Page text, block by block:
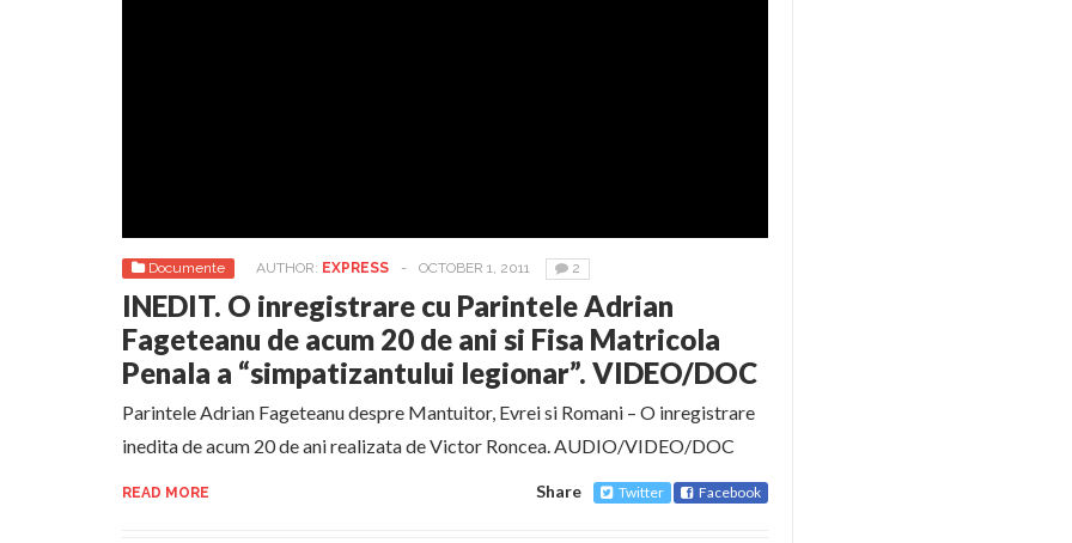
Documente AUTHOR: EXPRESS - OCTOBER 1, 2011 2
INEDIT. O inregistrare cu Parintele Adrian
Fageteanu de acum 20 de ani si Fisa Matricola
Penala a “simpatizantului legionar”. VIDEO/DOC
Parintele Adrian Fageteanu despre Mantuitor, Evrei si Romani – O inregistrare
inedita de acum 20 de ani realizata de Victor Roncea. AUDIO/VIDEO/DOC
READ MORE Share Twitter Facebook